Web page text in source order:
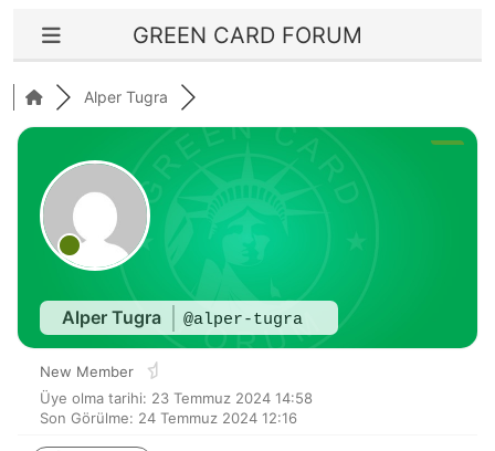
GREEN CARD FORUM
Alper Tugra
Alper Tugra @alper-tugra
New Member
Üye olma tarihi: 23 Temmuz 2024 14:58
Son Görülme: 24 Temmuz 2024 12:16